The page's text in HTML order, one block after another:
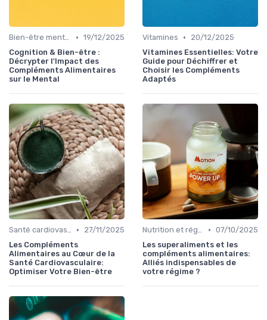
Bien-être mental et cognitif • 19/12/2025
Cognition & Bien-être :
Décrypter l'Impact des
Compléments Alimentaires
sur le Mental
Vitamines •
20/12/2025
Vitamines Essentielles: Votre
Guide pour Déchiffrer et
Choisir les Compléments
Adaptés
Santé cardiovasculaire •
27/11/2025
Les Compléments
Alimentaires au Cœur de la
Santé Cardiovasculaire:
Optimiser Votre Bien-être
Nutrition et régime alimentaire • 07/10/2025
Les superaliments et les
compléments alimentaires:
Alliés indispensables de
votre régime ?